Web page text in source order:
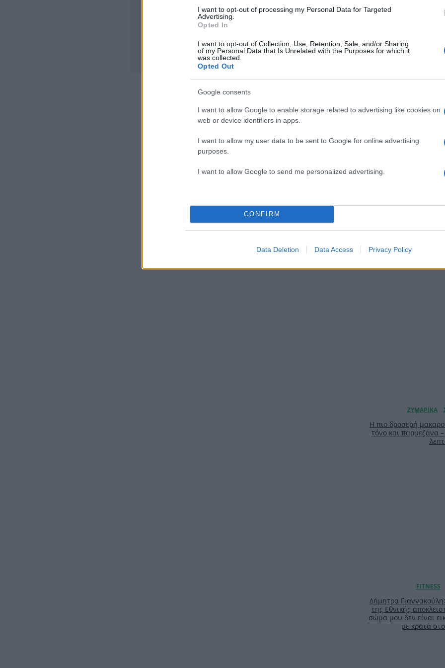
I want to opt-out of processing my Personal Data for Targeted
Advertising.
Opted In
I want to opt-out of Collection, Use, Retention, Sale, and/or Sharing
of my Personal Data that Is Unrelated with the Purposes for which it
was collected.
Opted Out
Google consents
I want to allow Google to enable storage related to advertising like cookies on
web or device identifiers in apps.
I want to allow my user data to be sent to Google for online advertising
purposes.
I want to allow Google to send me personalized advertising.
CONFIRM
Data Deletion Data Access Privacy Policy
TOP
γκαρνταρόμπα
ασπροπρόσωπη – 4
Η πιο δροσερή
τόνο και παρμεζάνα
Δήμητρα
της Εθνικής
σώμα μου δεν είναι
με κρατά